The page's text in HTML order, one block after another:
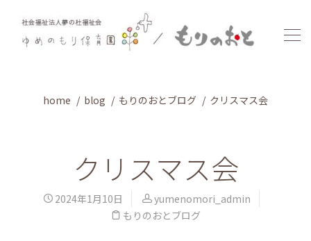
home blog もりのおとブログ クリスマス会
クリスマス会
2024年1月10日
yumenomori_admin
もりのおとブログ